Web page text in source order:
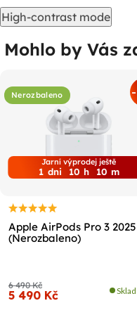
High-contrast mode
Mohlo by Vás
Nerozbaleno
Jarní výprodej ještě
1 dni 10 h 10 m
Apple AirPods Pro 3 2025
(Nerozbaleno)
6 490 Kč
5 490 Kč